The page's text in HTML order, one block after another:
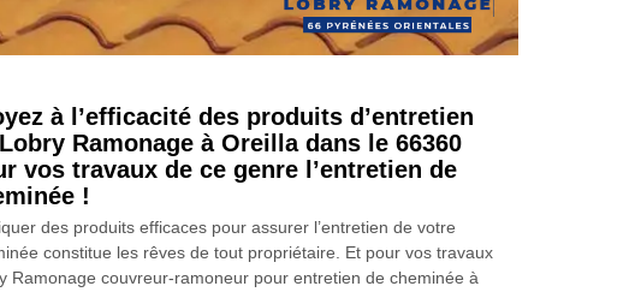
à l’efficacité des produits d’entretien
Ramonage à Oreilla dans le 66360
vos travaux de ce genre l’entretien de
!
des produits efficaces pour assurer l’entretien de votre
constitue les rêves de tout propriétaire. Et pour vos travaux
Ramonage couvreur-ramoneur pour entretien de cheminée à